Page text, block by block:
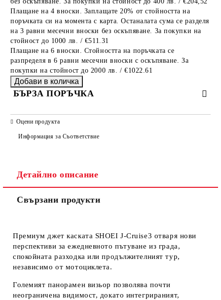
Плащане на 4 вноски. Заплащате 20% от стойността на
поръчката си на момента с карта. Останалата сума се разделя
на 3 равни месечни вноски без оскъпяване. За покупки на
стойност до 1000 лв. / €511.31
Плащане на 6 вноски. Стойността на поръчката се
разпределя в 6 равни месечни вноски с оскъпяване. За
покупки на стойност до 2000 лв. / €1022.61
БЪРЗА ПОРЪЧКА
Съгласен съм с
Ние ще се свържем с вас в рамките на работния ден.
Оцени продукта
Информация за Съответствие
Детайлно описание
Свързани продукти
Премиум джет каската SHOEI J-Cruise3 отваря нови
перспективи за ежедневното пътуване из града,
спокойната разходка или продължителният тур,
независимо от мотоциклета.
Големият панорамен визьор позволява почти
неограничена видимост, докато интегрираният,